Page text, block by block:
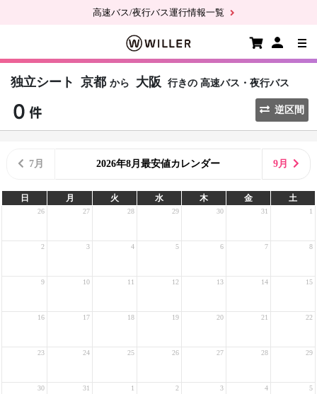
高速バス/夜行バス運行情報一覧
独立シート 京都 から 大阪 行きの 高速バス・夜行バス
逆区間
7月 2026年8月最安値カレンダー 9月
日 月 火 水 木 金 土
26 27 28 29 30 31 1
2 3 4 5 6 7 8
9 10 11 12 13 14 15
16 17 18 19 20 21 22
23 24 25 26 27 28 29
30 31 1 2 3 4 5